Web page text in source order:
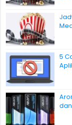
5